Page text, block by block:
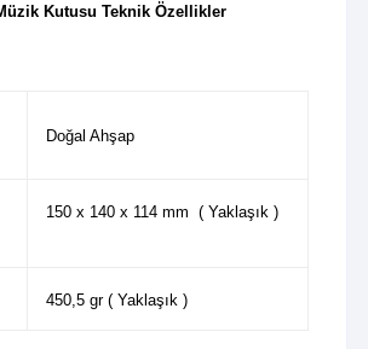
Kutusu Teknik Özellikler
Doğal Ahşap
150 x 140 x 114 mm ( Yaklaşık )
450,5 gr ( Yaklaşık )